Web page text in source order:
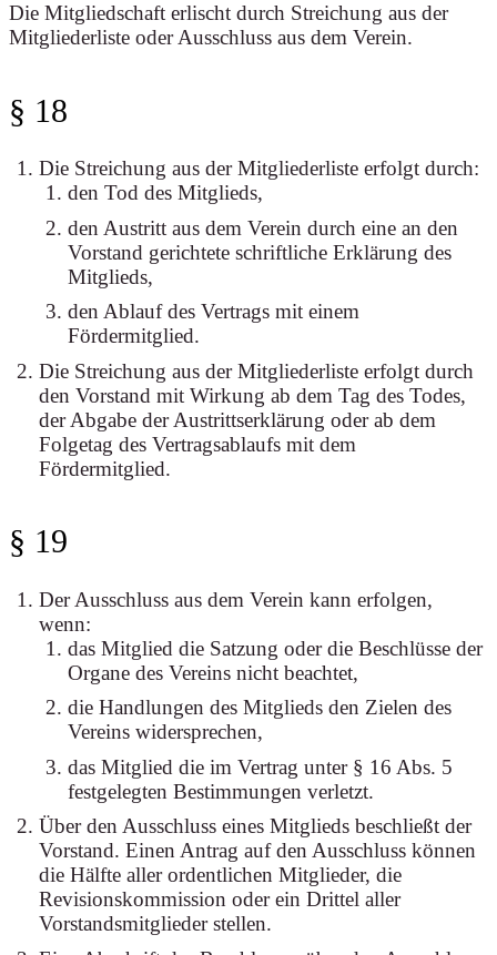
Die Mitgliedschaft erlischt durch Streichung aus der
Mitgliederliste oder Ausschluss aus dem Verein.
§ 18
Die Streichung aus der Mitgliederliste erfolgt durch:
den Tod des Mitglieds,
den Austritt aus dem Verein durch eine an den
Vorstand gerichtete schriftliche Erklärung des
Mitglieds,
den Ablauf des Vertrags mit einem
Fördermitglied.
Die Streichung aus der Mitgliederliste erfolgt durch
den Vorstand mit Wirkung ab dem Tag des Todes,
der Abgabe der Austrittserklärung oder ab dem
Folgetag des Vertragsablaufs mit dem
Fördermitglied.
§ 19
Der Ausschluss aus dem Verein kann erfolgen,
wenn:
das Mitglied die Satzung oder die Beschlüsse der
Organe des Vereins nicht beachtet,
die Handlungen des Mitglieds den Zielen des
Vereins widersprechen,
das Mitglied die im Vertrag unter § 16 Abs. 5
festgelegten Bestimmungen verletzt.
Über den Ausschluss eines Mitglieds beschließt der
Vorstand. Einen Antrag auf den Ausschluss können
die Hälfte aller ordentlichen Mitglieder, die
Revisionskommission oder ein Drittel aller
Vorstandsmitglieder stellen.